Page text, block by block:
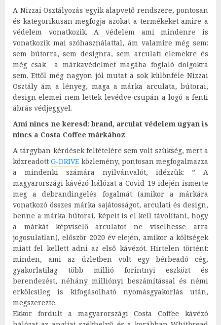
A Nizzai Osztályozás egyik alapvető rendszere, pontosan
és kategorikusan megfogja azokat a termékeket amire a
védelem vonatkozik. A védelem ami mindenre is
vonatkozik mai szóhasználattal, ám valamire még sem:
sem bútorra, sem designra, sem arculati elemekre és
még csak a márkavédelmet magába foglaló dolgokra
sem. Ettől még nagyon jól mutat a sok különféle Nizzai
Osztály ám a lényeg, maga a márka arculata, bútorai,
design elemei nem lettek levédve csupán a logó a fenti
ábrás védjeggyel.
Ami nincs ne keresd: brand, arculat védelem ugyan is
nincs a Costa Coffee márkához
A tárgyban kérdések feltételére sem volt szükség, mert a
közreadottG-DRIVE közlemény, pontosan megfogalmazza
a mindenki számára nyilvánvalót, idézzük: ” A
magyarországi kávézó hálózat a Covid-19 idején ismerte
meg a debrandingelés fogalmát (amikor a márkára
vonatkozó összes márka sajátosságot, arculati és design,
benne a márka bútorai, képeit is el kell távolítani, hogy
a márkát képviselő arculatot ne viselhesse arra
jogosulatlan), először 2020 év elején, amikor a költségek
miatt fel kellett adni az első kávézót. Hirtelen történt:
minden, ami az üzletben volt egy bérbeadó cég,
gyakorlatilag több millió forintnyi eszközt és
berendezést, néhány milliónyi beszámítással és némi
erkölcsileg is kifogásolható nyomásgyakorlás után,
megszerezte.
Ekkor fordult a magyarországi Costa Coffee kávézó